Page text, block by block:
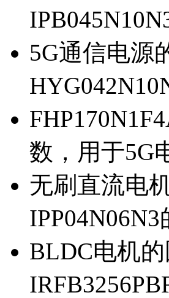
5G通信电源
数，用于5G
无刷直流电
BLDC电机